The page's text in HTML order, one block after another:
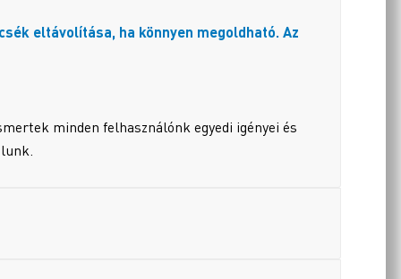
eltávolítása, ha könnyen megoldható. Az
minden felhasználónk egyedi igényei és